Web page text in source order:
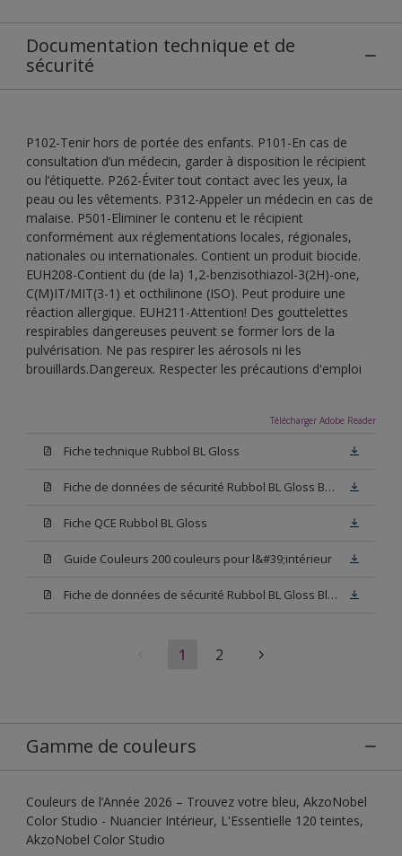
Documentation technique et de
sécurité
P102-Tenir hors de portée des enfants. P101-En cas de
consultation d’un médecin, garder à disposition le récipient
ou l’étiquette. P262-Éviter tout contact avec les yeux, la
peau ou les vêtements. P312-Appeler un médecin en cas de
malaise. P501-Eliminer le contenu et le récipient
conformément aux réglementations locales, régionales,
nationales ou internationales. Contient un produit biocide.
EUH208-Contient du (de la) 1,2-benzisothiazol-3(2H)-one,
C(M)IT/MIT(3-1) et octhilinone (ISO). Peut produire une
réaction allergique. EUH211-Attention! Des gouttelettes
respirables dangereuses peuvent se former lors de la
pulvérisation. Ne pas respirer les aérosols ni les
brouillards.Dangereux. Respecter les précautions d'emploi
Télécharger Adobe Reader
Fiche technique Rubbol BL Gloss
Fiche de données de sécurité Rubbol BL Gloss Base N00
Fiche QCE Rubbol BL Gloss
Guide Couleurs 200 couleurs pour l&#39;intérieur
Fiche de données de sécurité Rubbol BL Gloss Blanc
1 2
Gamme de couleurs
Couleurs de l’Année 2026 – Trouvez votre bleu, AkzoNobel
Color Studio - Nuancier Intérieur, L'Essentielle 120 teintes,
AkzoNobel Color Studio